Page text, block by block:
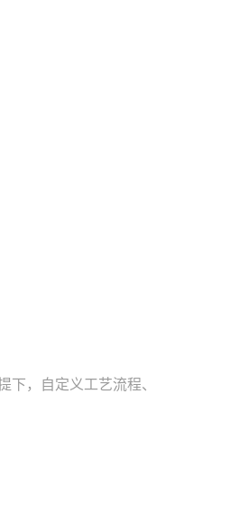
下，自定义工艺流程、